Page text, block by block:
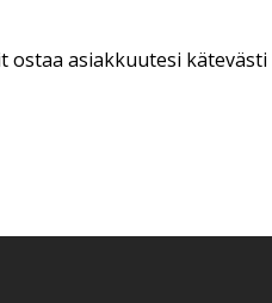
ostaa asiakkuutesi